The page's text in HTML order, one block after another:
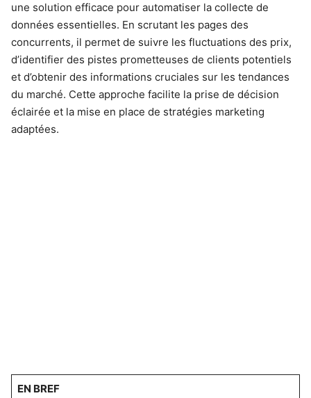
une solution efficace pour automatiser la collecte de
données essentielles. En scrutant les pages des
concurrents, il permet de suivre les fluctuations des prix,
d’identifier des pistes prometteuses de clients potentiels
et d’obtenir des informations cruciales sur les tendances
du marché. Cette approche facilite la prise de décision
éclairée et la mise en place de stratégies marketing
adaptées.
EN BREF